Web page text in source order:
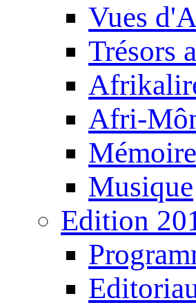
Vues
Trésors
Afri-
Mémoire
Musique
Edition